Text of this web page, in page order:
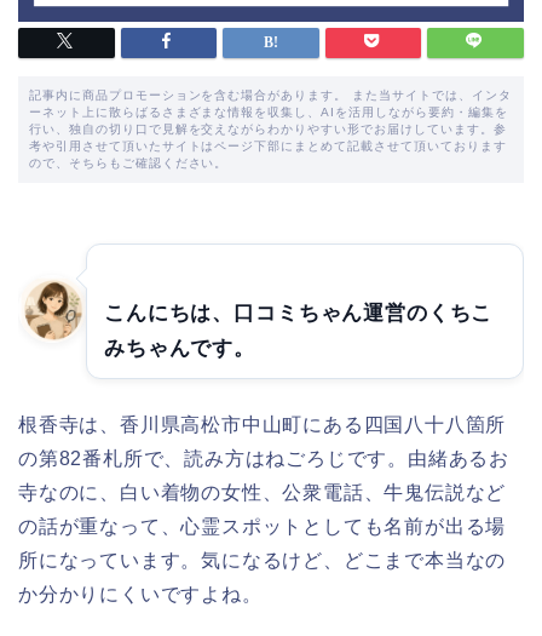
記事内に商品プロモーションを含む場合があります。 また当サイトでは、インタ
ーネット上に散らばるさまざまな情報を収集し、AIを活用しながら要約・編集を
行い、独自の切り口で見解を交えながらわかりやすい形でお届けしています。参
考や引用させて頂いたサイトはページ下部にまとめて記載させて頂いております
ので、そちらもご確認ください。
こんにちは、口コミちゃん運営のくちこ
みちゃんです。
根香寺は、香川県高松市中山町にある四国八十八箇所
の第82番札所で、読み方はねごろじです。由緒あるお
寺なのに、白い着物の女性、公衆電話、牛鬼伝説など
の話が重なって、心霊スポットとしても名前が出る場
所になっています。気になるけど、どこまで本当なの
か分かりにくいですよね。